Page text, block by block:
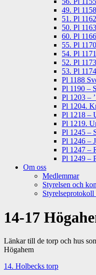
49. Pl
51. Pl
50. Pl
60. Pl
55. Pl
54. Pl
52. Pl
53. Pl
Pl 1188
Pl 1190 –
Pl 1203 –
Pl 1204.
Pl 1218 –
Pl 1219.
Pl 1245 –
Pl 1246 –
Pl 1247 –
Pl 1249 –
Om oss
Medlemmar
Styrelsen och
Styrelseprotokoll
14-17
Länkar till de torp och hus
Högahem
14. Holbecks torp